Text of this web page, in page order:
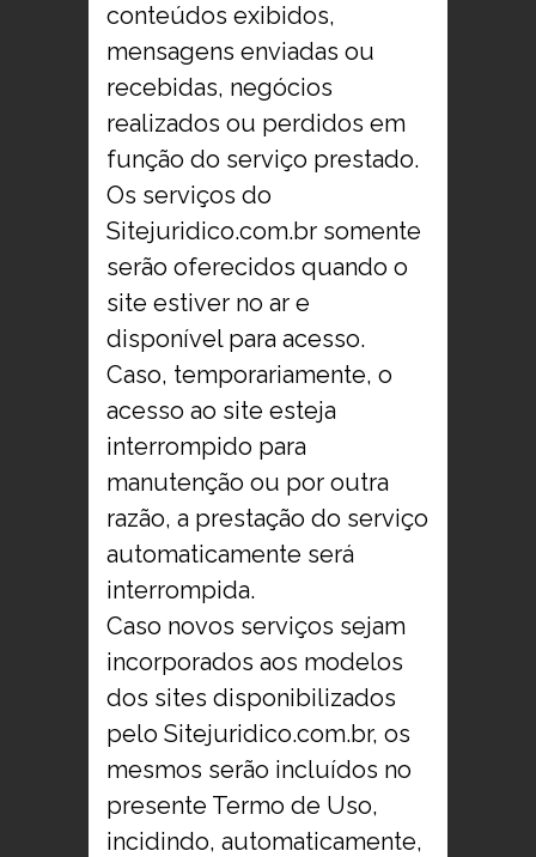
conteúdos exibidos,
mensagens enviadas ou
recebidas, negócios
realizados ou perdidos em
função do serviço prestado.
Os serviços do
Sitejuridico.com.br somente
serão oferecidos quando o
site estiver no ar e
disponível para acesso.
Caso, temporariamente, o
acesso ao site esteja
interrompido para
manutenção ou por outra
razão, a prestação do serviço
automaticamente será
interrompida.
Caso novos serviços sejam
incorporados aos modelos
dos sites disponibilizados
pelo Sitejuridico.com.br, os
mesmos serão incluídos no
presente Termo de Uso,
incidindo, automaticamente,